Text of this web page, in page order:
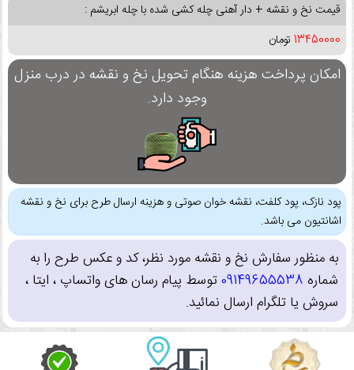
قیمت نخ و نقشه + دار آهنی چله کشی شده با چله ابریشم :
13450000 تومان
امکان پرداخت هزینه هنگام تحویل نخ و نقشه در درب منزل
وجود دارد.
پود نازک، پود کلفت، نقشه خوان صوتی و هزینه ارسال طرح برای نخ و نقشه
اشانتیون می باشد.
به منظور سفارش نخ و نقشه مورد نظر، کد و عکس طرح را به
شماره 09149655538توسط پیام رسان های واتساپ ، ایتا ،
سروش یا تلگرام ارسال نمائید.